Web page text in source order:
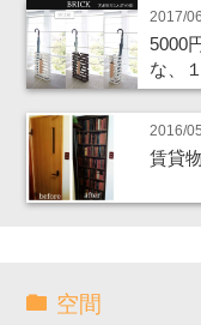
2017/
5000
な、
2016/
賃貸
空間